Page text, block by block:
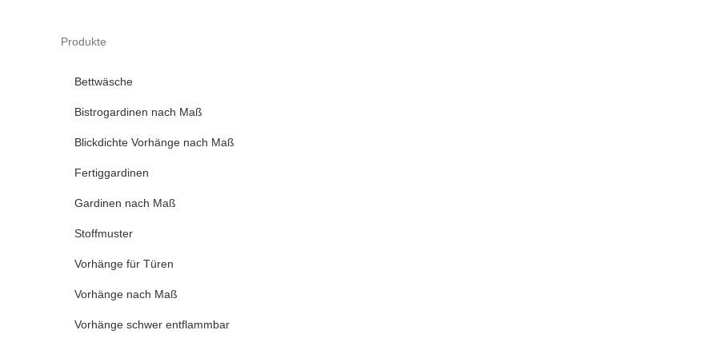
Produkte
Bettwäsche
Bistrogardinen nach Maß
Blickdichte Vorhänge nach Maß
Fertiggardinen
Gardinen nach Maß
Stoffmuster
Vorhänge für Türen
Vorhänge nach Maß
Vorhänge schwer entflammbar